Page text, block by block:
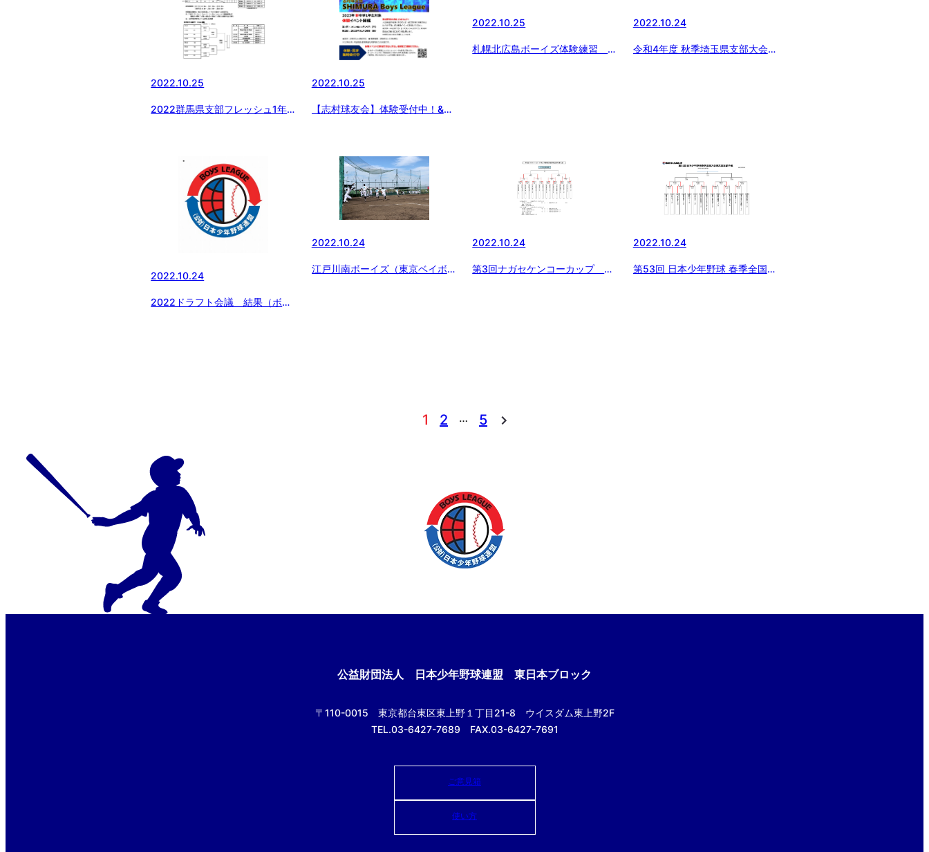
2022.10.25
2022群馬県支部フレッシュ1年
2022.10.25
【志村球友会】体験受付中！&体
2022.10.25
札幌北広島ボーイズ体験練習 そ
2022.10.24
令和4年度 秋季埼玉県支部大会
2022.10.24
2022ドラフト会議 結果（ボー
2022.10.24
江戸川南ボーイズ（東京ベイボー
2022.10.24
第3回ナガセケンコーカップ 日
2022.10.24
第53回 日本少年野球 春季全国大
1 2 … 5
公益財団法人 日本少年野球連盟 東日本ブロック
〒110-0015 東京都台東区東上野１丁目21-8 ウイスダム東上野2F
TEL.03-6427-7689 FAX.03-6427-7691
ご意見箱
使い方